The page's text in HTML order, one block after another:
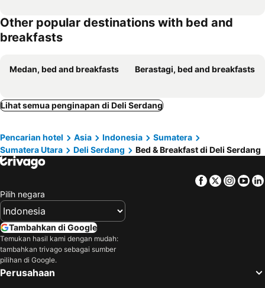
Other popular destinations with bed and
breakfasts
Medan, bed and breakfasts Berastagi, bed and breakfasts
Lihat semua penginapan di Deli Serdang
Pencarian hotel Asia Indonesia
Sumatera
Sumatera Utara
Deli Serdang Bed & Breakfast di Deli Serdang
Facebook
Twitter
Pilih negara
Tambahkan di Google
Temukan hasil kami dengan mudah:
tambahkan trivago sebagai sumber
pilihan di Google.
Perusahaan